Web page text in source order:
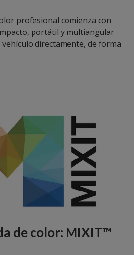
profesional comienza con
portátil y multiangular
directamente, de forma
de color: MIXIT™